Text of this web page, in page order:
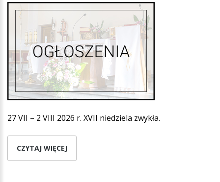
27 VII – 2 VIII 2026 r. XVII niedziela zwykła.
CZYTAJ WIĘCEJ